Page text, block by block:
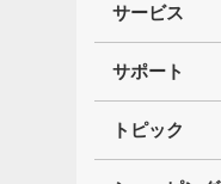
サービス
サポート
トピック